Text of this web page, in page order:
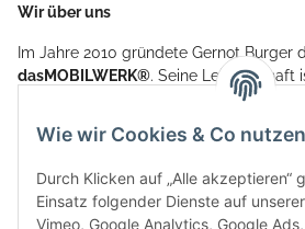
Wir über uns
Im Jahre 2010 gründete Gernot Burger
dasMOBILWERK®. Seine Leidenschaft
ein Car Cover anzubieten - passgenau
Aufgrund der vielen positiven
weitere Produkte, wie Reifenschuhe,
Seine Reifenschoner werden in
sind mit hochwertigen Techniken und
Wie wir Cookies & Co nutzen
Durch Klicken auf „Alle akzeptieren“
Einsatz folgender Dienste auf
Vimeo, Google Analytics, Google